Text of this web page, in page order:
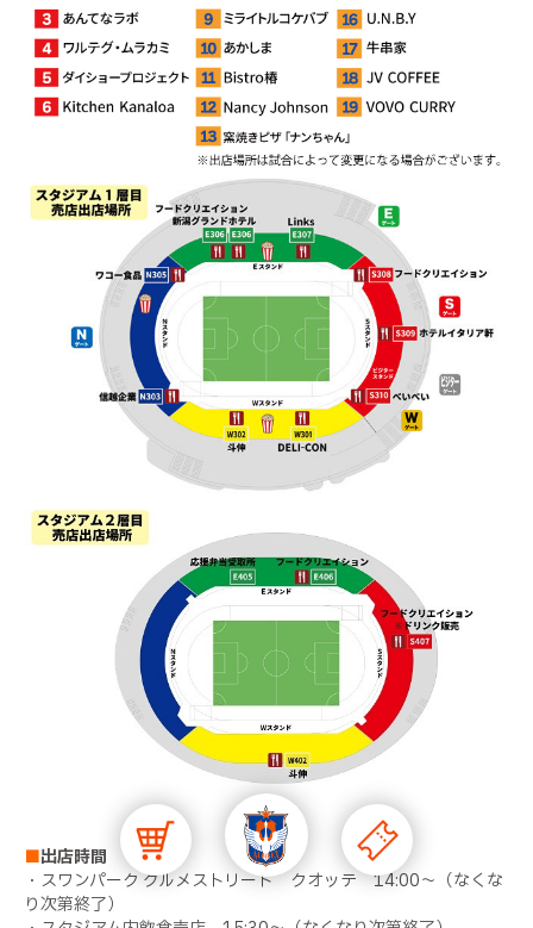
■出店時間
・スワンパーク グルメストリート クオッテ 14:00～（なくな
り次第終了）